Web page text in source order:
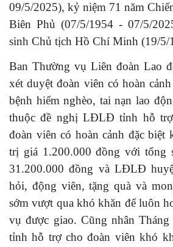
09/5/2025), kỷ niệm 71 năm
Biên Phủ (07/5/1954 - 07/5/
sinh Chủ tịch Hồ Chí Minh (19/5/
Ban Thường vụ Liên đoàn Lao
xét duyệt đoàn viên có hoàn
bệnh hiểm nghèo, tai nạn lao
thuộc đề nghị LĐLĐ tỉnh hỗ trợ
đoàn viên có hoàn cảnh đặc biệt
trị giá 1.200.000 đồng với tổng
31.200.000 đồng và LĐLĐ
hỏi, động viên, tặng quà và
sớm vượt qua khó khăn để luôn
vụ được giao. Cũng nhân
tỉnh hỗ trợ cho đoàn viên khó